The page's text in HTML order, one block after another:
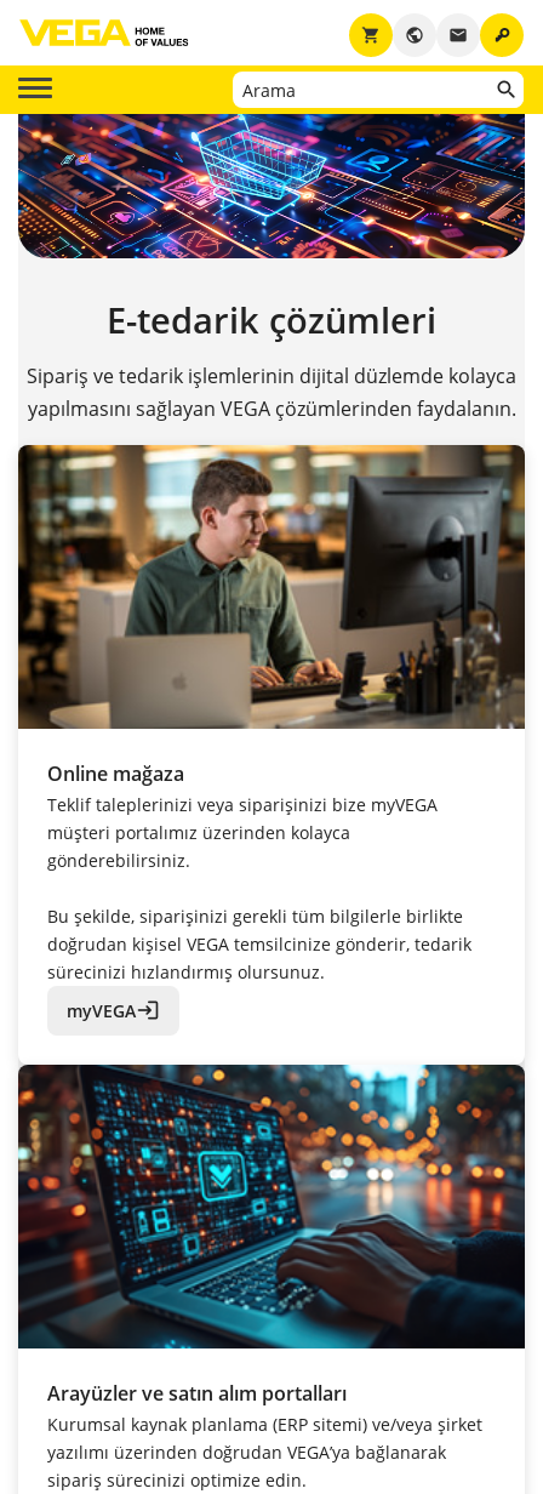
key
email
public
shopping_cart
E-tedarik çözümleri
Sipariş ve tedarik işlemlerinin dijital düzlemde kolayca
yapılmasını sağlayan VEGA çözümlerinden faydalanın.
Online mağaza
Teklif taleplerinizi veya siparişinizi bize myVEGA
müşteri portalımız üzerinden kolayca
gönderebilirsiniz.
Bu şekilde, siparişinizi gerekli tüm bilgilerle birlikte
doğrudan kişisel VEGA temsilcinize gönderir, tedarik
sürecinizi hızlandırmış olursunuz.
myVEGAlogin
Arayüzler ve satın alım portalları
Kurumsal kaynak planlama (ERP sitemi) ve/veya şirket
yazılımı üzerinden doğrudan VEGA’ya bağlanarak
sipariş sürecinizi optimize edin.